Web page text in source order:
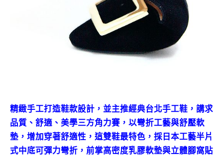
精緻手工打造鞋款設計，並主推經典台北手工鞋，講求
品質、舒適、美學三方角力賽，以彎折工藝與舒壓軟
墊，增加穿著舒適性，這雙鞋最特色，採日本工藝半片
式中底可彈力彎折， 前掌高密度乳膠軟墊與立體腳窩貼